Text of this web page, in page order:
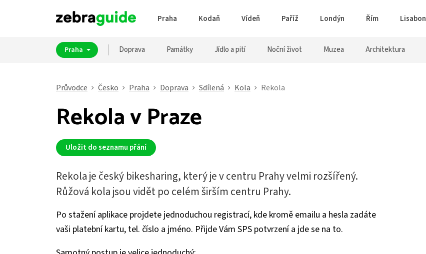
Praha Kodaň Vídeň Paříž Londýn Řím Lisabon
Praha Doprava Památky Jídlo a pití Noční život Muzea Architektura
Průvodce Česko Praha Doprava Sdílená Kola Rekola
Rekola v Praze
Uložit do seznamu přání
Rekola je český bikesharing, který je v centru Prahy velmi rozšířený.
Růžová kola jsou vidět po celém širším centru Prahy.
Po stažení aplikace projdete jednoduchou registrací, kde kromě emailu a hesla zadáte
vaši platební kartu, tel. číslo a jméno. Přijde Vám SPS potvrzení a jde se na to.